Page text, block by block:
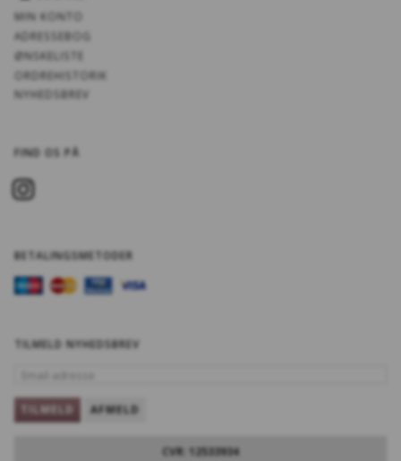
MIN KONTO
ADRESSEBOG
ØNSKELISTE
ORDREHISTORIK
NYHEDSBREV
FIND OS PÅ
BETALINGSMETODER
TILMELD NYHEDSBREV
TILMELD AFMELD
CVR: 12533934